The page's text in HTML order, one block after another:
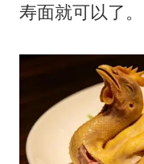
寿面就可以了。